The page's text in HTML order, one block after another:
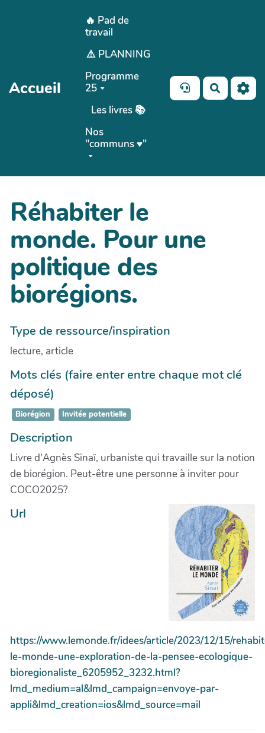
Aller au contenu principal
Accueil
🔥 Pad de
travail
⚠️ PLANNING
Programme
25
Les livres 📚
Nos
"communs ♥️"
Réhabiter le
monde. Pour une
politique des
biorégions.
Type de ressource/inspiration
lecture, article
Mots clés (faire enter entre chaque mot clé
déposé)
Biorégion Invitée potentielle
Description
Livre d'Agnès Sinaï, urbaniste qui travaille sur la notion
de biorégion. Peut-être une personne à inviter pour
COCO2025?
Url
https://www.lemonde.fr/idees/article/2023/12/15/
le-monde-une-exploration-de-la-pensee-ecologique-
bioregionaliste_6205952_3232.html?
lmd_medium=al&lmd_campaign=envoye-par-
appli&lmd_creation=ios&lmd_source=mail